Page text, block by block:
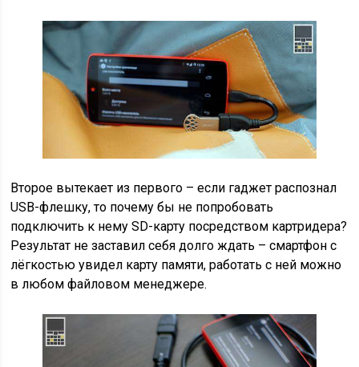
Второе вытекает из первого – если гаджет распознал
USB-флешку, то почему бы не попробовать
подключить к нему SD-карту посредством картридера?
Результат не заставил себя долго ждать – смартфон с
лёгкостью увидел карту памяти, работать с ней можно
в любом файловом менеджере.